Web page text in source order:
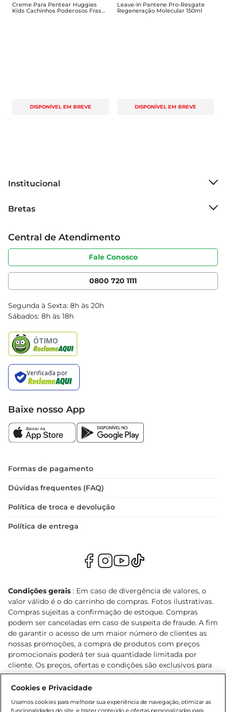
Creme Para Pentear Huggies
Kids Cachinhos Poderosos Frasco
360ml
DISPONÍVEL EM BREVE
Leave-In Pantene Pro-Resgate
Regeneração Molecular 150ml
DISPONÍVEL EM BREVE
Institucional
Grupo Cencosud
Sobre privacidade
Portal do fornecedor
Cencosud Media
Bretas
Produtos Bretas
Código de ética
Serviços
Clube Bretas
Blog Bretas
Black Friday
Central de Atendimento
Fale Conosco
0800 720 1111
Segunda à Sexta: 8h às 20h
Sábados: 8h às 18h
Baixe nosso App
Formas de pagamento
Dúvidas frequentes (FAQ)
Política de troca e devolução
Política de entrega
Condições gerais : Em caso de divergência de valores, o
valor válido é o do carrinho de compras. Fotos ilustrativas.
Compras sujeitas a confirmação de estoque. Compras
podem ser canceladas em caso de suspeita de fraude. A fim
de garantir o acesso de um maior número de clientes as
nossas promoções, a compra de produtos com preços
promocionais poderá ter sua quantidade limitada por
cliente. Os preços, ofertas e condições são exclusivos para
o e-commerce e válidos durante o dia de hoje, podendo
sofrer alterações sem prévia notificação. Proibida a venda
Lei n.º 8069/90, art. 81, inciso II (Estatuto da Criança e do
Cookies e Privacidade
Usamos cookies para melhorar sua experiência de navegação, otimizar as
funcionalidades do site, e trazer conteúdo e ofertas personalizadas para